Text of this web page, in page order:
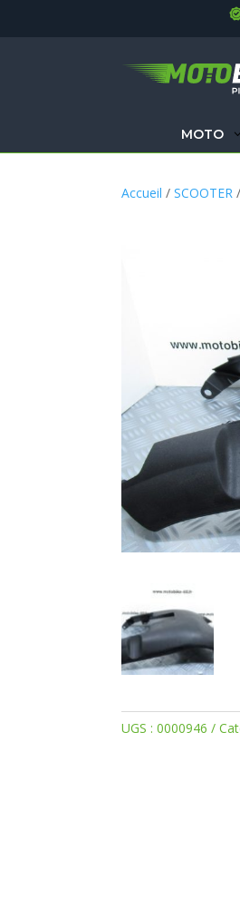
MOTO
Accueil /SCOOTER
UGS :0000946